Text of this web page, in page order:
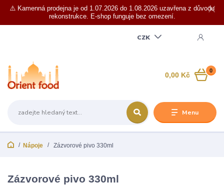
⚠️ Kamenná prodejna je od 1.07.2026 do 1.08.2026 uzavřena z důvodu
rekonstrukce. E-shop funguje bez omezení.
Menu
CZK
0
0,00 Kč
Nápoje Zázvorové pivo 330ml
Zázvorové pivo 330ml